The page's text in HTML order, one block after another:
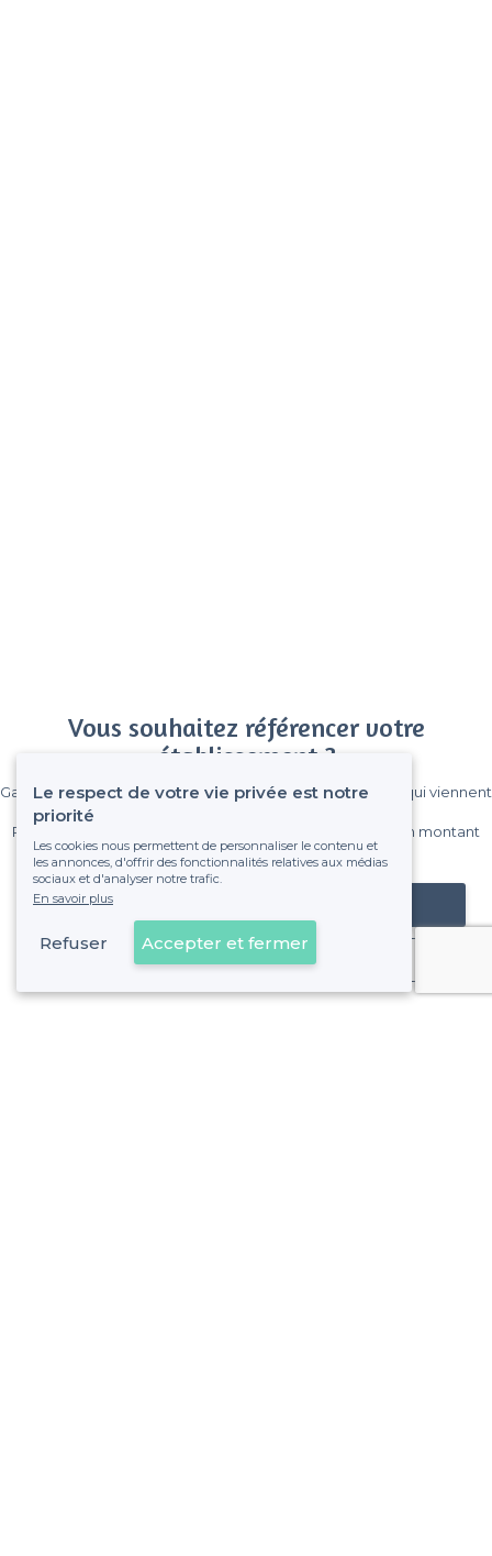
Vous souhaitez référencer votre
établissement ?
Gagnez de nombreux clients parmi le million de visiteurs qui viennent
Pas de commissions et sans engagement, vous payez un montant
fixe sans risque de voir déraper la facture.
Référencer mon établissement
Déjà client
Le respect de votre vie privée est notre
priorité
Les cookies nous permettent de personnaliser le contenu et
les annonces, d'offrir des fonctionnalités relatives aux médias
sociaux et d'analyser notre trafic.
En savoir plus
Refuser Accepter et fermer